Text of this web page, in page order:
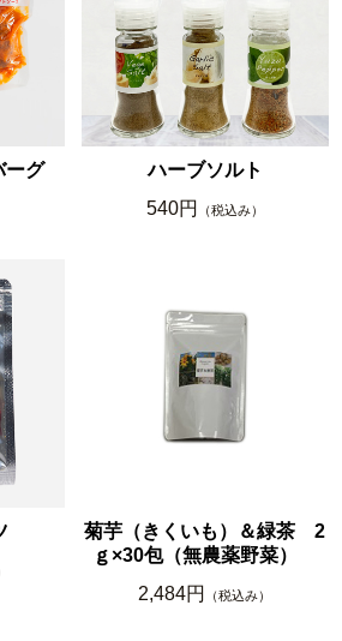
ーグ
ハーブソルト
540円
（税込み）
菊芋（きくいも）＆緑茶 2
ｇ×30包（無農薬野菜）
2,484円
（税込み）